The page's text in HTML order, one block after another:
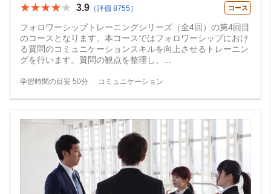
★★★★★
★★★★★ 3.9 （評価 8755） コース
フォロワーシップトレーニングシリーズ（全4回）の第4回目
のコースとなります。本コースではフォロワーシップにおけ
る質問のコミュニケーションスキルを向上させるトレーニン
グを行います。質問の観点を整理し、 ...
学習時間の目安 50分 コミュニケーション